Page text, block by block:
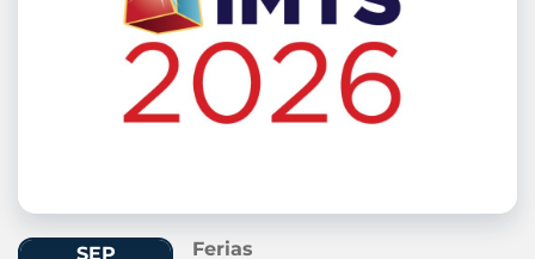
SEP Ferias